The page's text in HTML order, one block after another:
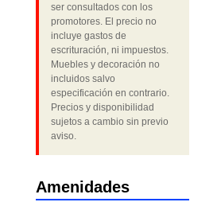
ser consultados con los
promotores. El precio no
incluye gastos de
escrituración, ni impuestos.
Muebles y decoración no
incluidos salvo
especificación en contrario.
Precios y disponibilidad
sujetos a cambio sin previo
aviso.
Amenidades